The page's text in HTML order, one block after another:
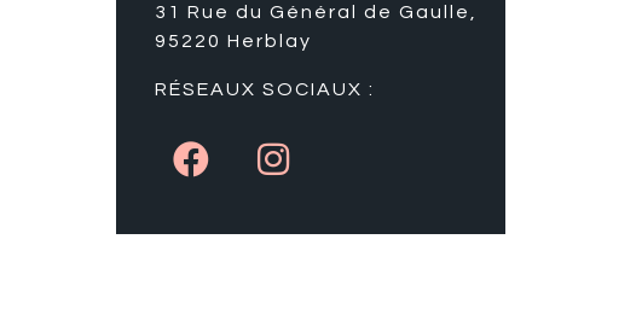
31 Rue du Général de Gaulle,
95220 Herblay
RÉSEAUX SOCIAUX :